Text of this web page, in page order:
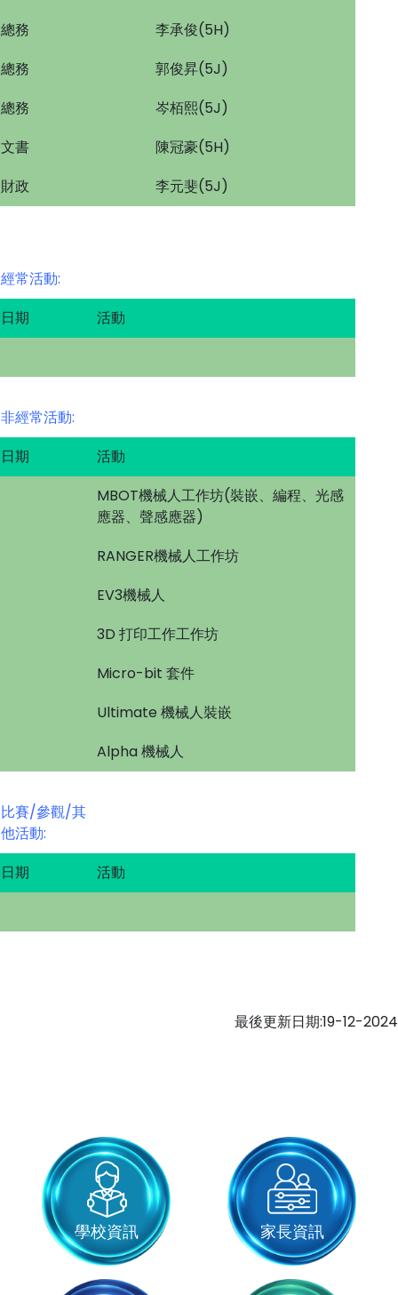
總務
李承俊(5H)
總務
郭俊昇(5J)
總務
岑栢熙(5J)
文書
陳冠豪(5H)
財政
李元斐(5J)
經常活動:
日期
活動
非經常活動:
日期
活動
MBOT機械人工作坊(裝嵌、編程、光感
應器、聲感應器)
RANGER機械人工作坊
EV3機械人
3D 打印工作工作坊
Micro-bit 套件
Ultimate 機械人裝嵌
Alpha 機械人
比賽/參觀/其
他活動:
日期
活動
最後更新日期:19-12-2024
學校資訊 家長資訊